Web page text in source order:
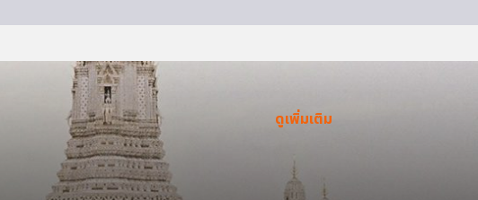
ดูเพิ่มเติม